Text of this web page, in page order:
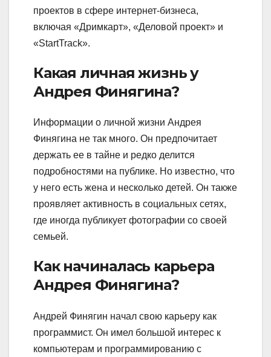
проектов в сфере интернет-бизнеса,
включая «Дримкарт», «Деловой проект» и
«StartTrack».
Какая личная жизнь у
Андрея Финягина?
Информации о личной жизни Андрея
Финягина не так много. Он предпочитает
держать ее в тайне и редко делится
подробностями на публике. Но известно, что
у него есть жена и несколько детей. Он также
проявляет активность в социальных сетях,
где иногда публикует фотографии со своей
семьей.
Как начиналась карьера
Андрея Финягина?
Андрей Финягин начал свою карьеру как
программист. Он имел большой интерес к
компьютерам и программированию с